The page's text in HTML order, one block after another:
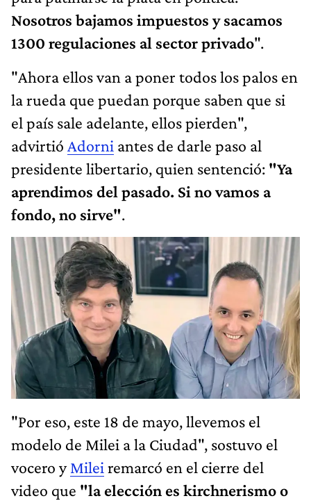
Nosotros bajamos impuestos y sacamos
1300 regulaciones al sector privado".
"Ahora ellos van a poner todos los palos en
la rueda que puedan porque saben que si
el país sale adelante, ellos pierden",
advirtió Adorni antes de darle paso al
presidente libertario, quien sentenció: "Ya
aprendimos del pasado. Si no vamos a
fondo, no sirve".
"Por eso, este 18 de mayo, llevemos el
modelo de Milei a la Ciudad", sostuvo el
vocero yMilei remarcó en el cierre del
video que "la elección es kirchnerismo o